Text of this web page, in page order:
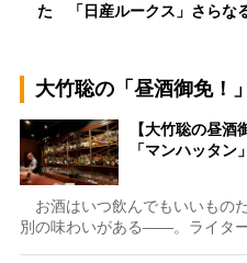
た 「日産ルークス」さらな
大竹聡の「昼酒御免！」
【大竹聡の昼酒
「マンハッタ
お酒はいつ飲んでもいいもの
別の味わいがある――。ライタ